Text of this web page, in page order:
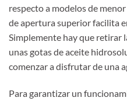
respecto a modelos de
de apertura superior facilita
Simplemente hay que retirar
unas gotas de aceite
comenzar a disfrutar de una
Para garantizar un